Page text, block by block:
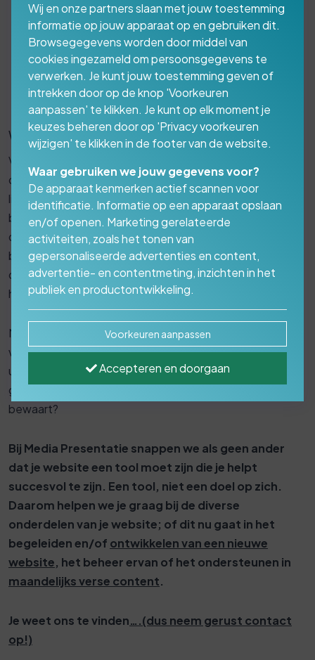
Content (onderwerpen, inhoud)
Functionaliteit
Klantgebruik (wat zoekt jouw doelgroep ten
aanzien van wat jij ze wilt bieden en hoe komen ze
daar)
Presentatie (hoe ziet het eruit, ontwerp)
Weborganisatie
Vaak denk je bij de oplevering van een nieuwe website
opgelucht en trots… daar is -ie dan! Maar in werkelijkheid
ligt hier een belangrijk vraagstuk dat je vooraf
beantwoord moet hebben. Hoe ga je ervoor zorgen dat
deze website een succes wordt/blijft en actueel is? Wie
beheert de website en hoe; is je website op zo’n manier
opgebouwd dat je eenvoudig zelf beheer kunt voeren of
heb je altijd een externe partij nodig?
Maar ook binnen je organisaties; welke
verantwoordelijken zijn er voor beheer, voor het maken of
updaten van content? Welke spelregels over de website
gelden er om te zorgen dat je uniformiteit en actualiteit
bewaart?
Bij Media Presentatie snappen we als geen ander
dat je website een tool moet zijn die je helpt
succesvol te zijn. Een tool, niet een doel op zich.
Daarom helpen we je graag bij de diverse
onderdelen van je website; of dit nu gaat in het
begeleiden en/of ontwikkelen van een nieuwe
website, het beheer ervan of het ondersteunen in
maandelijks verse content.
Je weet ons te vinden….(dus neem gerust contact
op!)
Wij en onze partners slaan met jouw toestemming
informatie op jouw apparaat op en gebruiken dit.
Browsegegevens worden door middel van
cookies ingezameld om persoonsgegevens te
verwerken. Je kunt jouw toestemming geven of
intrekken door op de knop 'Voorkeuren
aanpassen' te klikken. Je kunt op elk moment je
keuzes beheren door op 'Privacy voorkeuren
wijzigen' te klikken in de footer van de website.
Waar gebruiken we jouw gegevens voor?
De apparaat kenmerken actief scannen voor
identificatie. Informatie op een apparaat opslaan
en/of openen. Marketing gerelateerde
activiteiten, zoals het tonen van
gepersonaliseerde advertenties en content,
advertentie- en contentmeting, inzichten in het
publiek en productontwikkeling.
Voorkeuren aanpassen
Accepteren en doorgaan